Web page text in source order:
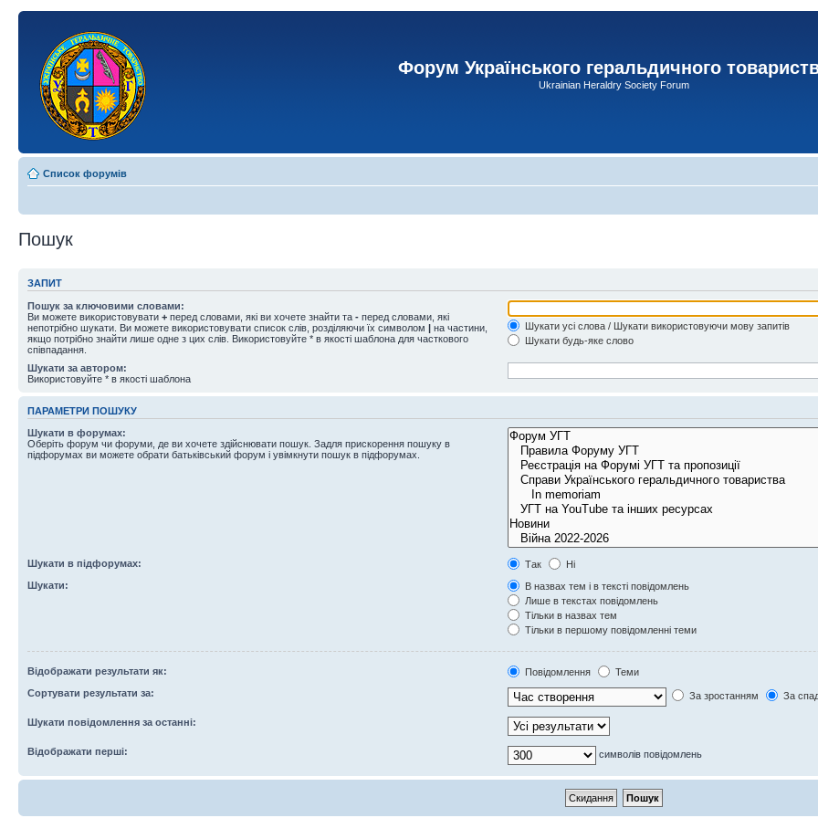
Форум Українського геральдичного
Ukrainian Heraldry Society Forum
Список форумів
Пошук
ЗАПИТ
Пошук за ключовими словами:
Ви можете використовувати + перед словами, які ви хочете знайти та - перед словами, які
непотрібно шукати. Ви можете використовувати список слів, розділяючи їх символом | на частини,
якщо потрібно знайти лише одне з цих слів. Використовуйте * в якості шаблона для часткового
співпадання.
Шукати усі слова / Шукати використовуючи мову запитів
Шукати будь-яке слово
Шукати за автором:
Використовуйте * в якості шаблона
ПАРАМЕТРИ ПОШУКУ
Шукати в форумах:
Оберіть форум чи форуми, де ви хочете здійснювати пошук. Задля прискорення пошуку в
підфорумах ви можете обрати батьківський форум і увімкнути пошук в підфорумах.
Шукати в підфорумах: Так
Ні
Шукати:
В назвах тем і в тексті повідомлень
Лише в текстах повідомлень
Тільки в назвах тем
Тільки в першому повідомленні теми
Відображати результати як: Повідомлення
Теми
Сортувати результати за:
За зростанням За
Шукати повідомлення за останні:
Відображати перші: символів повідомлень